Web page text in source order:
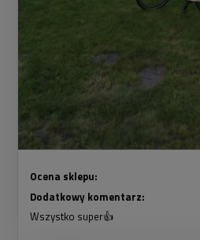
Ocena sklepu:
Dodatkowy komentarz:
Wszystko super👍